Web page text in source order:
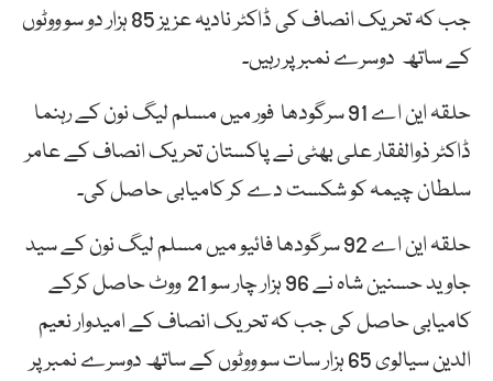
جب کہ تحریک انصاف کی ڈاکٹر نادیہ عزیز 85 ہزار دو سو ووٹوں
کے ساتھ دوسرے نمبر پر رہیں۔
حلقہ این اے 91 سرگودھا فور میں مسلم لیگ نون کے رہنما
ڈاکٹر ذوالفقار علی بھٹی نے پاکستان تحریک انصاف کے عامر
سلطان چیمہ کو شکست دے کر کامیابی حاصل کی۔
حلقہ این اے 92 سرگودھا فائیو میں مسلم لیگ نون کے سید
جاوید حسنین شاہ نے 96 ہزار چار سو 21 ووٹ حاصل کرکے
کامیابی حاصل کی جب کہ تحریک انصاف کے امیدوار نعیم
الدین سیالوی 65 ہزار سات سو ووٹوں کے ساتھ دوسرے نمبر پر